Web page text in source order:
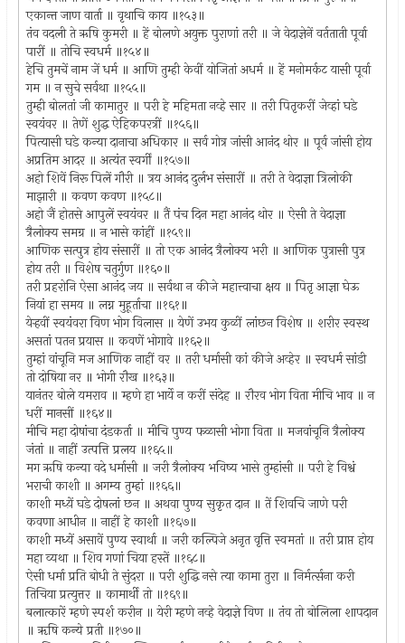
एकान्त जाण वार्ता ॥ वृथाचि काय ॥१५३॥
तंव वदली ते ऋषि कुमरी ॥ हें बोलणे अयुक्त पुराणां तरी ॥ जे वेदाज्ञेनें वर्तताती पूर्वा
पारीं ॥ तोचि स्वधर्म ॥१५४॥
हेचि तुमचें नाम जें धर्म ॥ आणि तुम्ही केवीं योजितां अधर्म ॥ हें मनोमर्कट यासी पूर्वा
गम ॥ न सुचे सर्वथा ॥१५५॥
तुम्ही बोलतां जी कामातुर ॥ परी हे महिमता नव्हे सार ॥ तरी पितृकरीं जेव्हां घडे
स्वयंवर ॥ तेणें शुद्ध ऐहिकपरत्रीं ॥१५६॥
पित्यासी घडे कन्या दानाचा अधिकार ॥ सर्व गोत्र जांसी आनंद थोर ॥ पूर्व जांसी होय
अप्रतिम आदर ॥ अत्यंत स्वर्गीं ॥१५७॥
अहो शिवें निरू पिलें गौरी ॥ त्रय आनंद दुर्लभ संसारीं ॥ तरी ते वेदाज्ञा त्रिलोकी
माझारी ॥ कवण कवण ॥१५८॥
अहो जैं होतसे आपुलें स्वयंवर ॥ तैं पंच दिन महा आनंद थोर ॥ ऐसी ते वेदाज्ञा
त्रैलोक्य समग्र ॥ न भासे कांहीं ॥१५९॥
आणिक सत्पुत्र होय संसारीं ॥ तो एक आनंद त्रैलोक्य भरी ॥ आणिक पुत्रासी पुत्र
होय तरी ॥ विशेष चतुर्गुण ॥१६०॥
तरी प्रहरोनि ऐसा आनंद जय ॥ सर्वथा न कीजे महात्त्वाचा क्षय ॥ पितृ आज्ञा घेऊ
नियां हा समय ॥ लग्न मुहूर्ताचा ॥१६१॥
येर्‍हवीं स्वयंवरा विण भोग विलास ॥ येणें उभय कुळीं लांछन विशेष ॥ शरीर स्वस्थ
असतां पतन प्रयास ॥ कवणें भोगावे ॥१६२॥
तुम्हां वांचूनि मज आणिक नाहीं वर ॥ तरी धर्मासी कां कीजे अव्हेर ॥ स्वधर्म सांडी
तो दोषिया नर ॥ भोगी रौख ॥१६३॥
यानंतर बोले यमराव ॥ म्हणे हा भार्ये न करीं संदेह ॥ रौरव भोग विता मीचि भाव ॥ न
धरीं मानसीं ॥१६४॥
मीचि महा दोषांचा दंडकर्ता ॥ मीचि पुण्य फळासी भोगा विता ॥ मजवांचूनि त्रैलोक्य
जंतां ॥ नाहीं उत्पत्ति प्रलय ॥१६५॥
मग ऋषि कन्या वदे धर्मासी ॥ जरी त्रैलोक्य भविष्य भासे तुम्हांसी ॥ परी हे विश्वं
भराची काशी ॥ अगम्य तुम्हां ॥१६६॥
काशी मध्य़ें घडे दोषलां छन ॥ अथवा पुण्य सुकृत दान ॥ तें शिवचि जाणे परी
कवणा आधीन ॥ नाहीं हे काशी ॥१६७॥
काशी मध्यें असावें पुण्य स्वार्था ॥ जरी कल्पिजे अनृत वृत्ति स्वमतां ॥ तरी प्राप्त होय
महा व्यथा ॥ शिव गणां चिया हस्तें ॥१६८॥
ऐसी धर्मा प्रति बोधी ते सुंदरा ॥ परी शुद्धि नसे त्या कामा तुरा ॥ निर्मर्त्सना करी
तिचिया प्रत्युत्तर ॥ कामार्थी तो ॥१६९॥
बलात्कारें म्हणे स्पर्श करीन ॥ येरी म्हणे नव्हे वेदाज्ञे विण ॥ तंव तो बोलिला शापदान
॥ ॠषि कन्ये प्रती ॥१७०॥